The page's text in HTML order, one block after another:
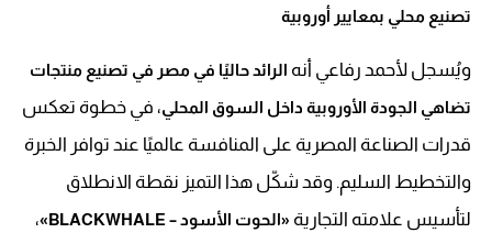
تصنيع محلي بمعايير أوروبية
ويُسجل لأحمد رفاعي أنه الرائد حاليًا في مصر في تصنيع منتجات
تضاهي الجودة الأوروبية داخل السوق المحلي، في خطوة تعكس
قدرات الصناعة المصرية على المنافسة عالميًا عند توافر الخبرة
والتخطيط السليم. وقد شكّل هذا التميز نقطة الانطلاق
لتأسيس علامته التجارية «الحوت الأسود – BLACKWHALE»
،